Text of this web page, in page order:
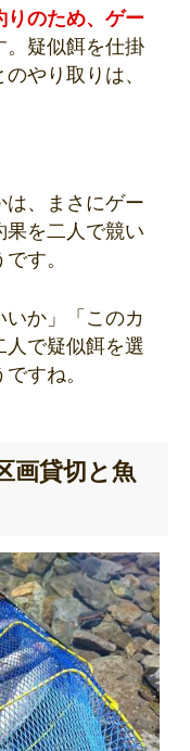
りのため、ゲー
。疑似餌を仕掛
やり取りは、
は、まさにゲー
果を二人で競い
す。
いか」「このカ
人で疑似餌を選
すね。
画貸切と魚